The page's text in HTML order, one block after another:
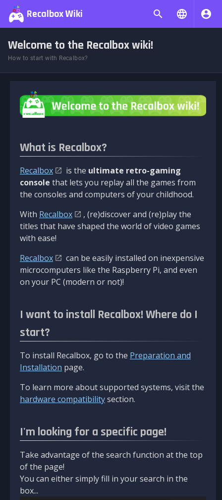
Recalbox Wiki
Welcome to the Recalbox wiki!
How to start with Recalbox?
What is Recalbox?
Recalbox is the ultimate retro-gaming
console that lets you replay all the games from
the consoles and computers of your childhood.
With Recalbox
, (re)discover and (re)play the
titles that have shaped the world of video games
with ease!
Recalbox
can be easily installed on inexpensive
microcomputers like the Raspberry Pi, and even
on your PC (modern or not)!
I want to install Recalbox! Where do I
start?
To install Recalbox, go to the Preparation and
Installation page.
To learn more about supported systems, visit the
hardware compatibilitysection.
I'm looking for a specific page!
Take advantage of the search function at the top
of the page!
You can either simply fill in your search in the
box...